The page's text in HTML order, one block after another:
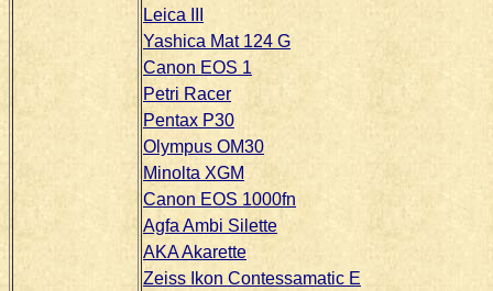
Leica III
Yashica Mat 124 G
Canon EOS 1
Petri Racer
Pentax P30
Olympus OM30
Minolta XGM
Canon EOS 1000fn
Agfa Ambi Silette
AKA Akarette
Zeiss Ikon Contessamatic E